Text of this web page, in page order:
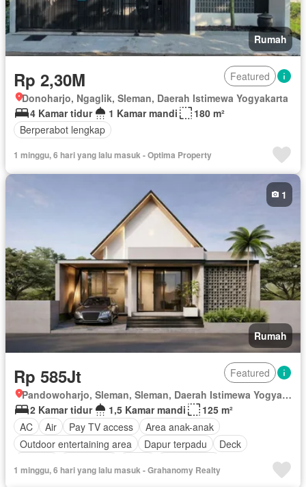
Rumah
Rp 2,30M
Featured
Donoharjo, Ngaglik, Sleman, Daerah Istimewa Yogyakarta
4 Kamar tidur
1 Kamar mandi
180 m²
Berperabot lengkap
1 minggu, 6 hari yang lalu masuk - Optima Property
Rumah
1
Rp 585Jt
Featured
Pandowoharjo, Sleman, Sleman, Daerah Istimewa Yogyakarta
2 Kamar tidur
1,5 Kamar mandi
125 m²
AC
Air Pay TV access
Area anak-anak
Outdoor entertaining area
Dapur terpadu
Deck
Secure parking
Taman Tangki air Telephone
Televisi
1 minggu, 6 hari yang lalu masuk - Grahanomy Realty